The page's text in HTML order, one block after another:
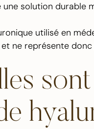
une solution durable
utilisé en
ne représente